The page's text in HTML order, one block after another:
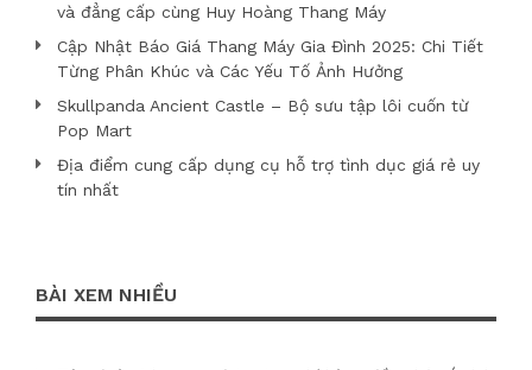
và đẳng cấp cùng Huy Hoàng Thang Máy
Cập Nhật Báo Giá Thang Máy Gia Đình 2025: Chi Tiết
Từng Phân Khúc và Các Yếu Tố Ảnh Hưởng
Skullpanda Ancient Castle – Bộ sưu tập lôi cuốn từ
Pop Mart
Địa điểm cung cấp dụng cụ hỗ trợ tình dục giá rẻ uy
tín nhất
BÀI XEM NHIỀU